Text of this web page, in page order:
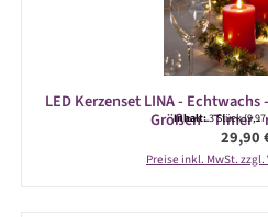
LED Kerzenset LINA -
Größen - Timer -
Inhalt:3 Stück
29,90
Preise inkl. MwSt.